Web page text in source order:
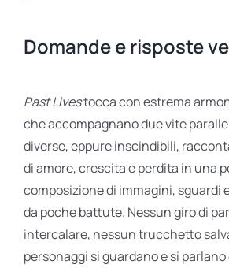
Domande e risposte
Past Livestocca con estrema
che accompagnano due vite
diverse, eppure inscindibili,
di amore, crescita e perdita in una
composizione di immagini, sguardi
da poche battute. Nessun giro di
intercalare, nessun trucchetto
personaggi si guardano e si